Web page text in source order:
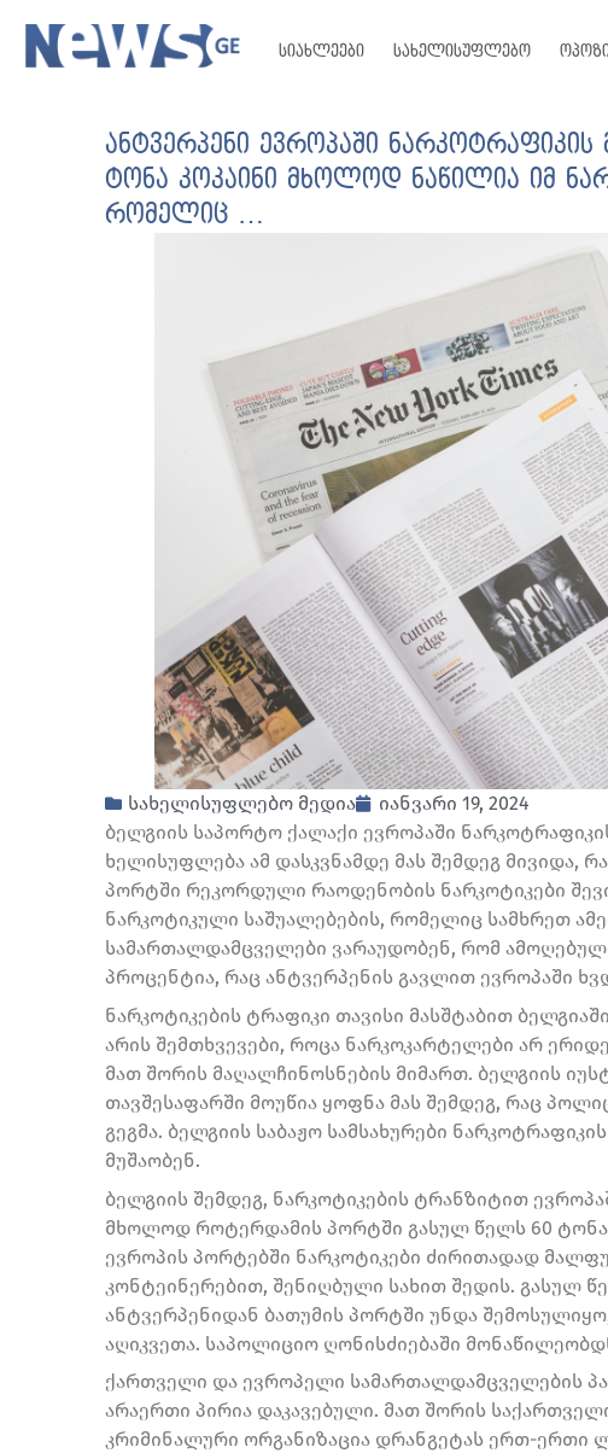
სიახლეები სახელისუფლებო
ანტვერპენი ევროპაში
ტონა კოკაინი მხოლოდ ნაწილია იმ
რომელიც …
სახელისუფლებო მედია
იანვარი 19, 2024
ბელგიის საპორტო ქალაქი ევროპაში
ხელისუფლება ამ დასკვნამდე მას შემდეგ მივიდა,
პორტში რეკორდული რაოდენობის ნარკოტიკები
ნარკოტიკული საშუალებების, რომელიც სამხრეთ
სამართალდამცველები ვარაუდობენ, რომ
პროცენტია, რაც ანტვერპენის გავლით ევროპაში
ნარკოტიკების ტრაფიკი თავისი მასშტაბით
არის შემთხვევები, როცა ნარკოკარტელები არ
მათ შორის მაღალჩინოსნების მიმართ. ბელგიის
თავშესაფარში მოუწია ყოფნა მას შემდეგ, რაც
გეგმა. ბელგიის საბაჟო სამსახურები
მუშაობენ.
ბელგიის შემდეგ, ნარკოტიკების ტრანზიტით
მხოლოდ როტერდამის პორტში გასულ წელს 60 ტონა
ევროპის პორტებში ნარკოტიკები ძირითადად
კონტეინერებით, შენიღბული სახით შედის. გასულ
ანტვერპენიდან ბათუმის პორტში უნდა
აღიკვეთა. საპოლიციო ღონისძიებაში
ქართველი და ევროპელი სამართალდამცველების
არაერთი პირია დაკავებული. მათ შორის
კრიმინალური ორგანიზაცია დრანგეტას ერთ-ერთი